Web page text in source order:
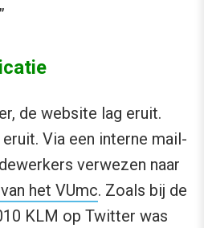
de website lag eruit.
Via een interne mail-
verwezen naar
het VUmc. Zoals bij de
KLM op Twitter was